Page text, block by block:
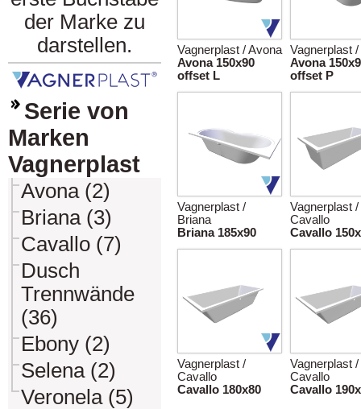
der Marke zu
darstellen.
Serie von
Marken
Vagnerplast
Avona (2)
Briana (3)
Cavallo (7)
Dusch
Trennwände
(36)
Ebony (2)
Selena (2)
Veronela (5)
Vagnerplast / Avona
Avona 150x90
offset L
Vagnerplast
Avona
offset P
Vagnerplast /
Briana
Briana 185x90
Vagnerplast /
Cavallo
Cavallo
Vagnerplast /
Cavallo
Cavallo 180x80
Vagnerplast /
Cavallo
Cavallo